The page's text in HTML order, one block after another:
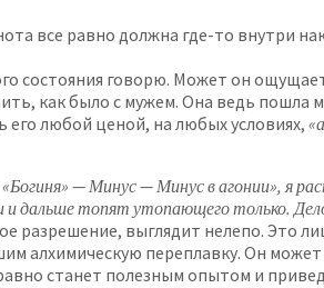
все равно должна где-то внутри
состояния говорю. Может он
как было с мужем. Она ведь пошла
его любой ценой, на любых условиях,
— Минус — Минус в агонии», я
и дальше топят утопающего только.
разрешение, выглядит нелепо. Это
алхимическую переплавку. Он
станет полезным опытом и